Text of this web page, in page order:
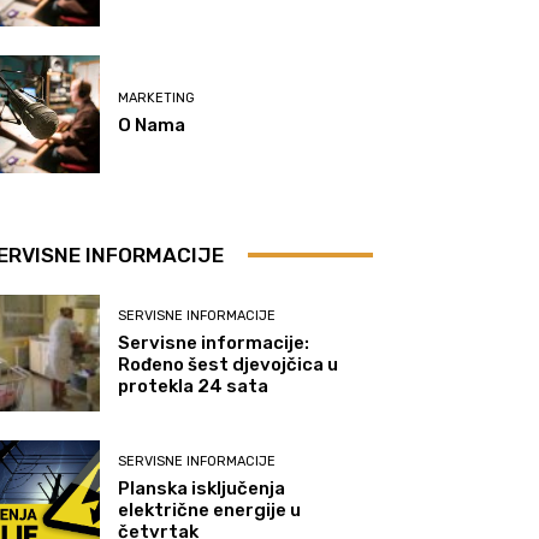
MARKETING
O Nama
INFORMACIJE
SERVISNE INFORMACIJE
Servisne informacije:
Rođeno šest djevojčica u
protekla 24 sata
SERVISNE INFORMACIJE
Planska isključenja
električne energije u
četvrtak